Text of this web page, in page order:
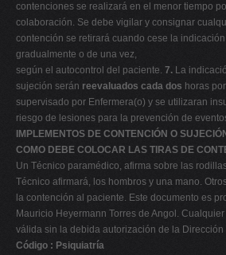
contenciones se realizará en el menor tiempo
colaboración. Se debe vigilar y consignar
contención se retirará cuando cese la
gradualmente o de una vez,
según el autocontrol del paciente. 7. La
sujeción serán reevaluados cada dos horas
supervisado por Enfermera(o) y se utilizaran
riesgo de lesiones para la prevención de
IMPLEMENTOS DE CONTENCIÓN O
COMO DEBE COLOCAR LAS TIRAS DE
Un Técnico paramédico, afirma sobre las
Técnico afirmará, los hombros y una mano.
la contención al paciente. Este documento es
Mauricio Heyermann Torres de Angol.
válida sin la debida autorización de la
Código : Psiquiatría